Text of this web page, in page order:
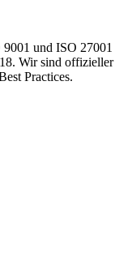
und ISO 27001
Wir sind offizieller
Practices.